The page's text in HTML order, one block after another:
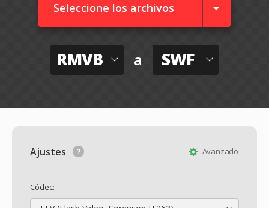
Seleccione los archivos
RMVB a SWF
Avanzado
Ajustes
Códec: